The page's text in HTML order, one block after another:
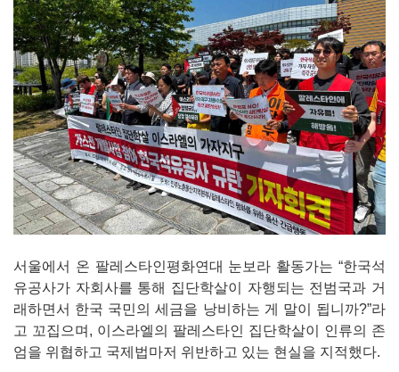
서울에서 온 팔레스타인평화연대 눈보라 활동가는 “한국석
유공사가 자회사를 통해 집단학살이 자행되는 전범국과 거
래하면서 한국 국민의 세금을 낭비하는 게 말이 됩니까?”라
고 꼬집으며, 이스라엘의 팔레스타인 집단학살이 인류의 존
엄을 위협하고 국제법마저 위반하고 있는 현실을 지적했다.